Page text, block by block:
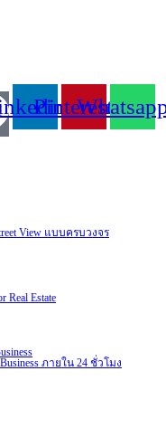
Pinterest
View แบบครบวงจร
Real Estate
ภายใน 24 ชั่วโมง